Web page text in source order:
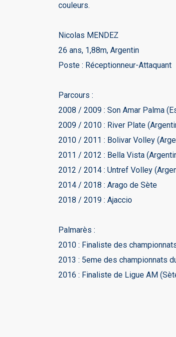
couleurs.
Nicolas MENDEZ
26 ans, 1,88m, Argentin
Poste : Réceptionneur-Attaquant
Parcours :
2008 / 2009 : Son Amar Palma
2009 / 2010 : River Plate
2010 / 2011 : Bolivar Volley
2011 / 2012 : Bella Vista
2012 / 2014 : Untref Volley
2014 / 2018 : Arago de Sète
2018 / 2019 : Ajaccio
Palmarès :
2010 : Finaliste des
2013 : 5eme des championnats
2016 : Finaliste de Ligue AM